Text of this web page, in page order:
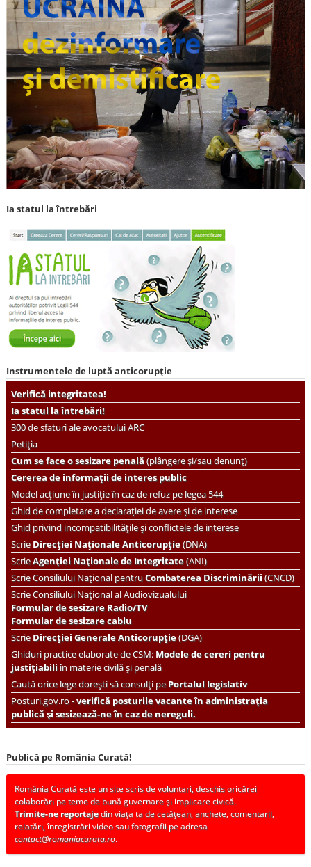
Ia statul la întrebări
Instrumentele de luptă anticorupție
Verifică integritatea!
Ia statul la întrebări!
300 de sfaturi ale avocatului ARC
Petiția
Cum se face o sesizare penală(plângere și/sau denunț)
Cererea de informații de interes public
Model acțiune în justiție în caz de refuz pe legea 544
Ghid de completare a declarației de avere și de interese
Ghid privind incompatibilitățile și conflictele de interese
ScrieDirecției Naționale Anticorupție(DNA)
ScrieAgenției Naționale de Integritate(ANI)
ScrieConsiliului Național pentruCombaterea Discriminării(CNCD)
Scrie Consiliului Național al Audiovizualului
Formular de sesizare Radio/TV
Formular de sesizare cablu
ScrieDirecției Generale Anticorupție(DGA)
Ghiduri practice elaborate de CSM: Modele de cereri pentru
justițiabiliîn materie civilă și penală
Caută orice lege dorești să consulți pePortalul legislativ
Posturi.gov.ro -verifică posturile vacante în administrația
publică și sesizează-ne în caz de nereguli.
Publică pe România Curată!
România Curată este un site scris de voluntari, deschis oricărei
colaborări pe teme de bună guvernare și implicare civică.
Trimite-ne reportajedin viața ta de cetățean, anchete, comentarii,
relatări, înregistrări video sau fotografii pe adresa
contact@romaniacurata.ro.